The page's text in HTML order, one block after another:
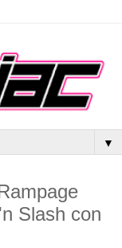
▼
Slash con